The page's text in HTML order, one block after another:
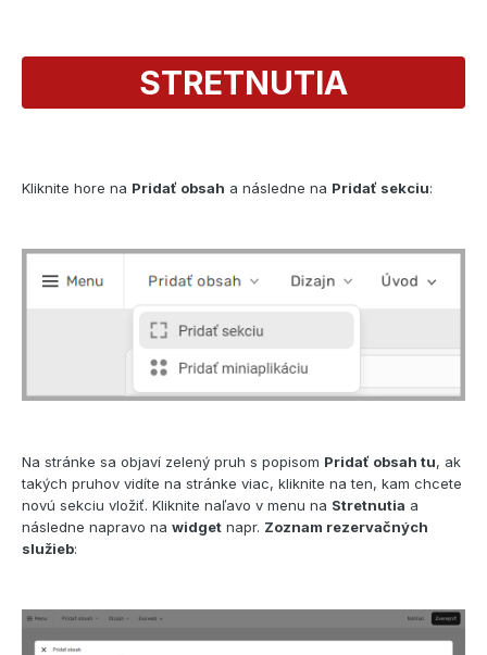
STRETNUTIA
Kliknite hore na Pridať obsah a následne na Pridať sekciu:
Na stránke sa objaví zelený pruh s popisom Pridať obsah tu, ak
takých pruhov vidíte na stránke viac, kliknite na ten, kam chcete
novú sekciu vložiť. Kliknite naľavo v menu na Stretnutia a
následne napravo na widget napr. Zoznam rezervačných
služieb: